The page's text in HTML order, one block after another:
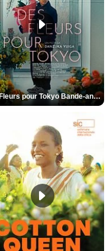
Des Fleurs pour Tokyo Bande-annonce VO STFR